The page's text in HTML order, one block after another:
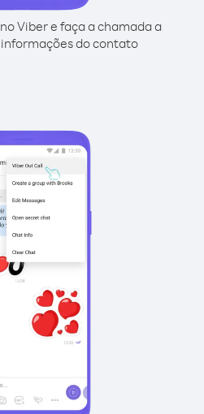
Viber e faça a chamada a
do contato